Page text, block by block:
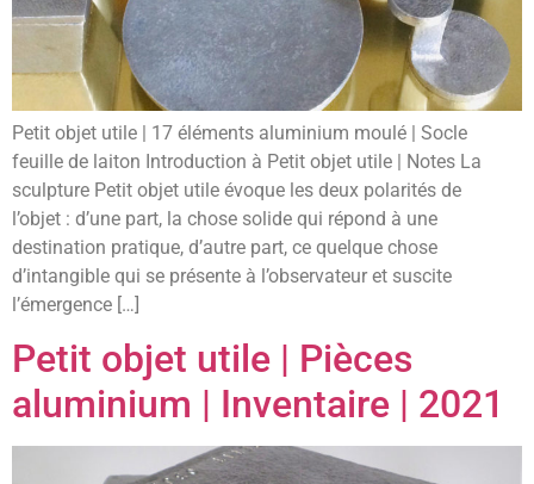
Petit objet utile | 17 éléments aluminium moulé | Socle
feuille de laiton Introduction à Petit objet utile | Notes La
sculpture Petit objet utile évoque les deux polarités de
l’objet : d’une part, la chose solide qui répond à une
destination pratique, d’autre part, ce quelque chose
d’intangible qui se présente à l’observateur et suscite
l’émergence […]
Petit objet utile | Pièces
aluminium | Inventaire | 2021